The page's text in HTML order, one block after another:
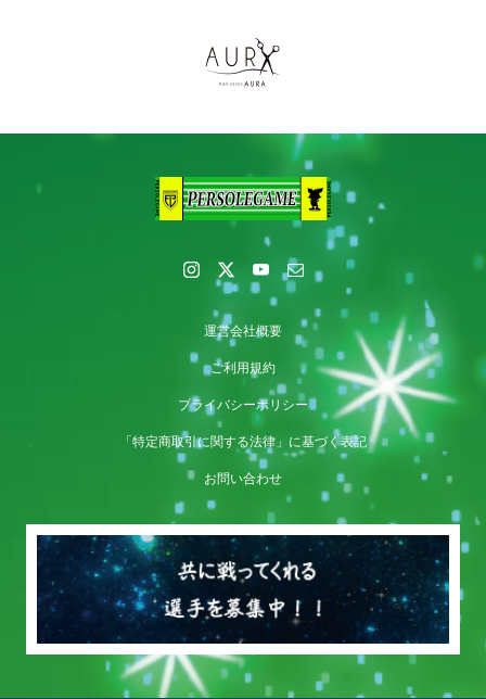
運営会社概要
ご利用規約
プライバシーポリシー
「特定商取引に関する法律」に基づく表記
お問い合わせ